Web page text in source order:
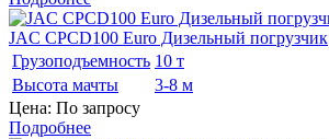
JAC CPCD100 Euro Дизельный погрузчик
Грузоподъемность 10 т
Высота мачты
3-8 м
Цена: По запросу
Подробнее